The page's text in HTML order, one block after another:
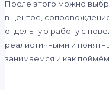
После этого можно
в центре,
отдельную работу с
реалистичными и
занимаемся и как